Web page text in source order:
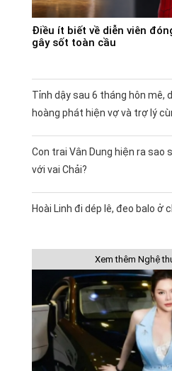
Điều ít biết về diễn viên
gây sốt toàn cầu
Tỉnh dậy sau 6 tháng hôn mê,
hoàng phát hiện vợ và trợ lý
Con trai Vân Dung hiện ra sao
với vai Chải?
Hoài Linh đi dép lê, đeo balo ở
Xem thêm Nghệ